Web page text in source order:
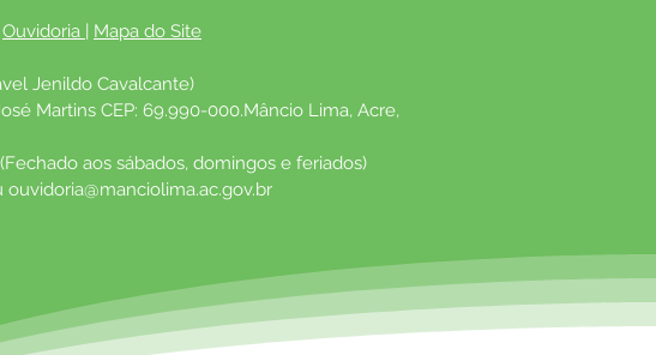
Ouvidoria | Mapa do Site
Jenildo Cavalcante)
Martins CEP: 69.990-000.Mâncio Lima, Acre,
aos sábados, domingos e feriados)
ouvidoria@manciolima.ac.gov.br